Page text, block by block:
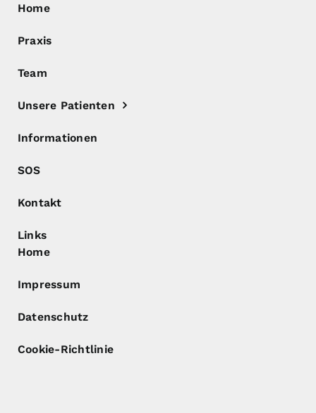
Home
Praxis
Team
Unsere Patienten
Informationen
SOS
Kontakt
Links
Home
Impressum
Datenschutz
Cookie-Richtlinie